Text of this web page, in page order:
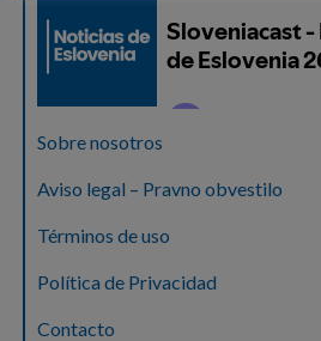
Sobre nosotros
Aviso legal – Pravno obvestilo
Términos de uso
Política de Privacidad
Contacto